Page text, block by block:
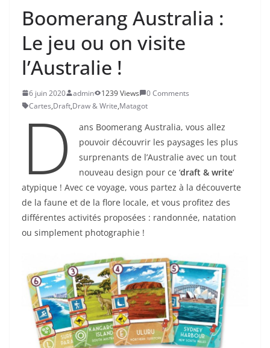
Boomerang Australia :
Le jeu ou on visite
l’Australie !
6 juin 2020 admin 1239 Views
0 Comments
Cartes,Draft,Draw & Write,Matagot
D
ans Boomerang Australia, vous allez
pouvoir découvrir les paysages les plus
surprenants de l’Australie avec un tout
nouveau design pour ce ‘draft & write‘
atypique ! Avec ce voyage, vous partez à la découverte
de la faune et de la flore locale, et vous profitez des
différentes activités proposées : randonnée, natation
ou simplement photographie !